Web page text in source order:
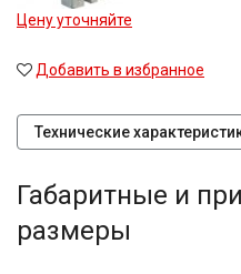
Цену уточняйте
Добавить в избранное
Технические
Габаритные и
размеры